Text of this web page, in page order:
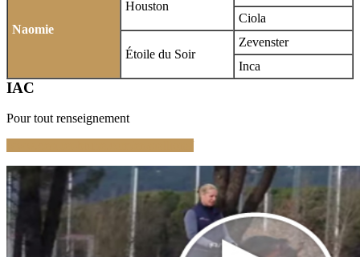
Naomie
Houston
Ciola
Étoile du Soir
Zevenster
Inca
IAC
Pour tout renseignement